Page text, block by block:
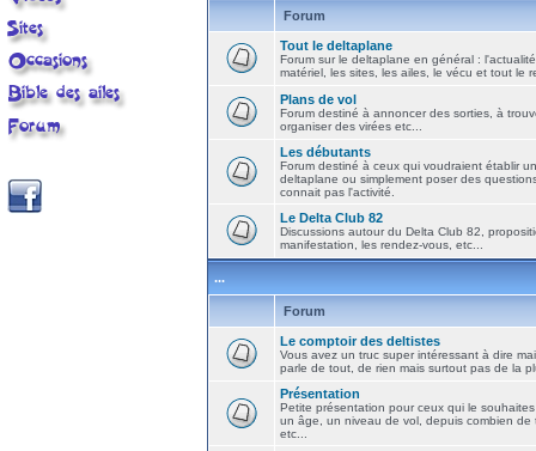
Forum
Tout le deltaplane
Forum sur le deltaplane en général :
matériel, les sites, les ailes, le vécu et tout le
Plans de vol
Forum destiné à annoncer des sorties, à
organiser des virées etc...
Les débutants
Forum destiné à ceux qui voudraient établir
deltaplane ou simplement poser des
connait pas l'activité.
Le Delta Club 82
Discussions autour du Delta Club 82,
manifestation, les rendez-vous, etc...
...
Forum
Le comptoir des deltistes
Vous avez un truc super intéressant à dire
parle de tout, de rien mais surtout pas de la
Présentation
Petite présentation pour ceux qui le
un âge, un niveau de vol, depuis combien de
etc...